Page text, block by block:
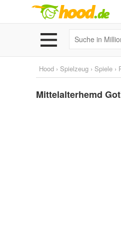
Hood › Spielzeug › Spiele ›
Mittelalterhemd